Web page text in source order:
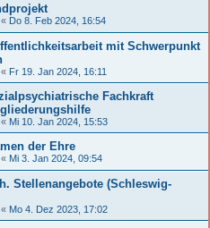
« Do 8. Feb 2024, 16:54
mit Schwerpunkt
« Fr 19. Jan 2024, 16:11
Fachkraft
« Mi 10. Jan 2024, 15:53
der Ehre
« Mi 3. Jan 2024, 09:54
Stellenangebote (Schleswig-
« Mo 4. Dez 2023, 17:02